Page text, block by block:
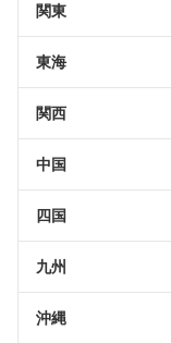
関東
東海
関西
中国
四国
九州
沖縄